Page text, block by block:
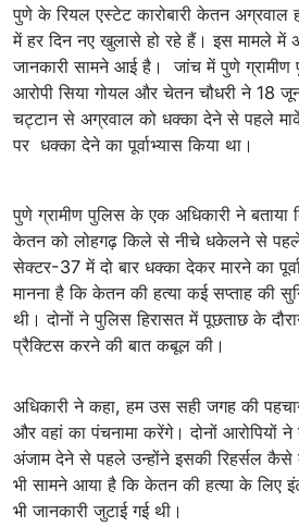
पुणे के रियल एस्टेट कारोबारी केतन अग्रवाल
में हर दिन नए खुलासे हो रहे हैं। इस मामले में
जानकारी सामने आई है। जांच में पुणे ग्रामीण
आरोपी सिया गोयल और चेतन चौधरी ने 18
चट्टान से अग्रवाल को धक्का देने से पहले
पर धक्का देने का पूर्वाभ्यास किया था।
पुणे ग्रामीण पुलिस के एक अधिकारी ने
केतन को लोहगढ़ किले से नीचे धकेलने से
सेक्टर-37 में दो बार धक्का देकर मारने का
मानना है कि केतन की हत्या कई सप्ताह की
थी। दोनों ने पुलिस हिरासत में पूछताछ के
प्रैक्टिस करने की बात कबूल की।
अधिकारी ने कहा, हम उस सही जगह की
और वहां का पंचनामा करेंगे। दोनों आरोपियों
अंजाम देने से पहले उन्होंने इसकी रिहर्सल
भी सामने आया है कि केतन की हत्या के लिए
भी जानकारी जुटाई गई थी।